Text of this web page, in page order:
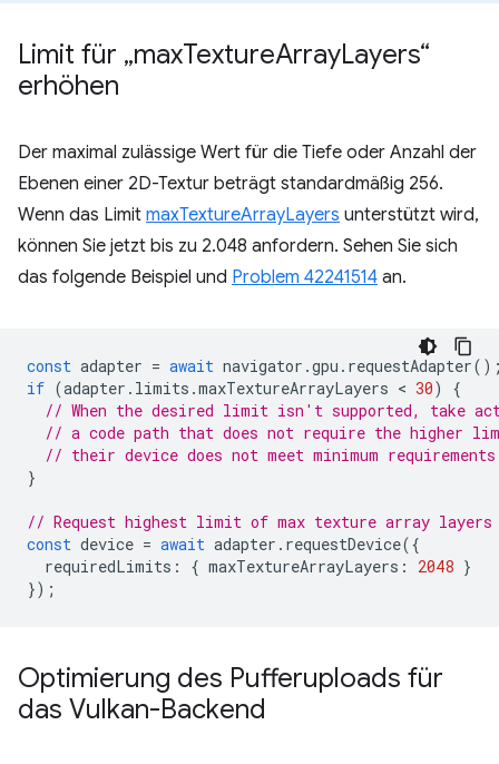
Limit für „maxTextureArrayLayers“
erhöhen
Der maximal zulässige Wert für die Tiefe oder Anzahl der
Ebenen einer 2D-Textur beträgt standardmäßig 256.
Wenn das Limit maxTextureArrayLayers unterstützt wird,
können Sie jetzt bis zu 2.048 anfordern. Sehen Sie sich
das folgende Beispiel und Problem 42241514 an.
const adapter = await navigator .gpu . requestAdapter
if (adapter . limits .maxTextureArrayLayers < 30)
{
// When the desired limit isn't supported, take
// a code path that does not require the higher
// their device does not meet minimum
}
// Request highest limit of max texture array
const device = await adapter . requestDevice({
requiredLimits : { maxTextureArrayLayers : 2048 }
});
Optimierung des Pufferuploads für
das Vulkan-Backend